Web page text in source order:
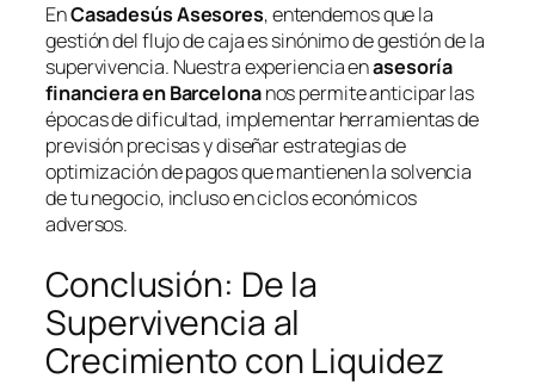
EnCasadesús Asesores, entendemos que la
gestión del flujo de caja es sinónimo de gestión de la
supervivencia. Nuestra experiencia enasesoría
financiera en Barcelonanos permite anticipar las
épocas de dificultad, implementar herramientas de
previsión precisas y diseñar estrategias de
optimización de pagos que mantienen la solvencia
de tu negocio, incluso en ciclos económicos
adversos.
Conclusión: De la
Supervivencia al
Crecimiento con Liquidez